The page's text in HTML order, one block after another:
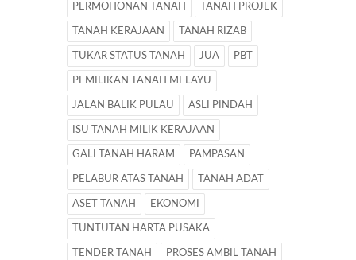
PERMOHONAN TANAH TANAH PROJEK
TANAH KERAJAAN TANAH RIZAB
TUKAR STATUS TANAH JUA PBT
PEMILIKAN TANAH MELAYU
JALAN BALIK PULAU ASLI PINDAH
ISU TANAH MILIK KERAJAAN
GALI TANAH HARAM PAMPASAN
PELABUR ATAS TANAH TANAH ADAT
ASET TANAH EKONOMI
TUNTUTAN HARTA PUSAKA
TENDER TANAH PROSES AMBIL TANAH